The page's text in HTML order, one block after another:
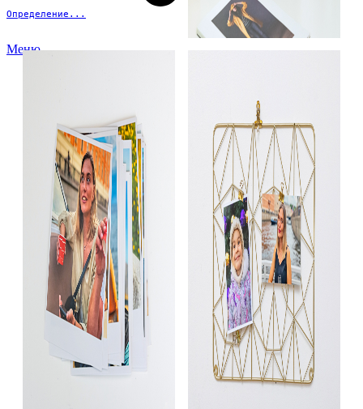
Определение...
Меню